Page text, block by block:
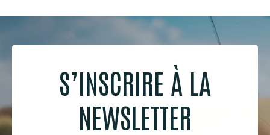
S’INSCRIRE À LA
NEWSLETTER